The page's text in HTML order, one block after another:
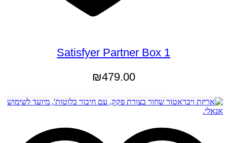
Satisfyer Partner Box 1
₪479.00